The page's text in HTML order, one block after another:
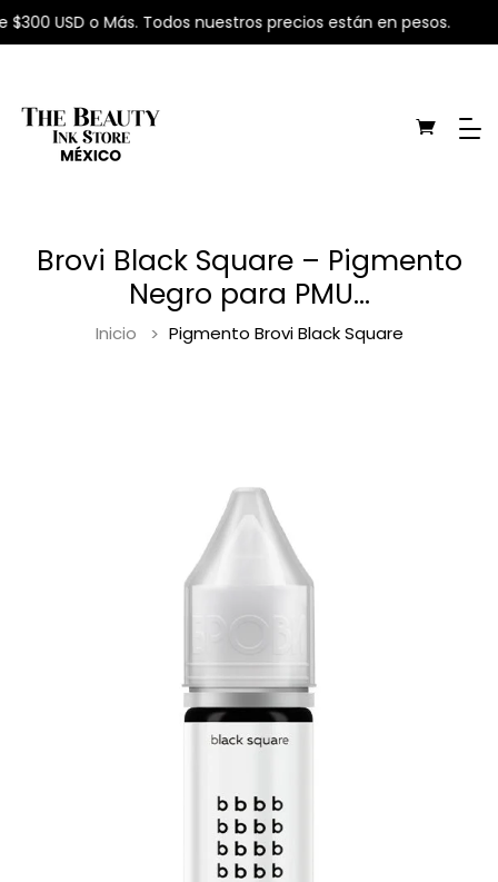
USD o Más. Todos nuestros precios están en pesos.
Brovi Black Square – Pigmento
Negro para PMU...
Inicio Pigmento Brovi Black Square